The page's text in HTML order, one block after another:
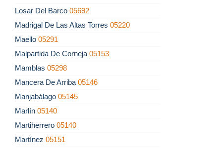
Losar Del Barco 05692
Madrigal De Las Altas Torres 05220
Maello 05291
Malpartida De Corneja 05153
Mamblas 05298
Mancera De Arriba 05146
Manjabálago 05145
Marlín 05140
Martiherrero 05140
Martínez 05151